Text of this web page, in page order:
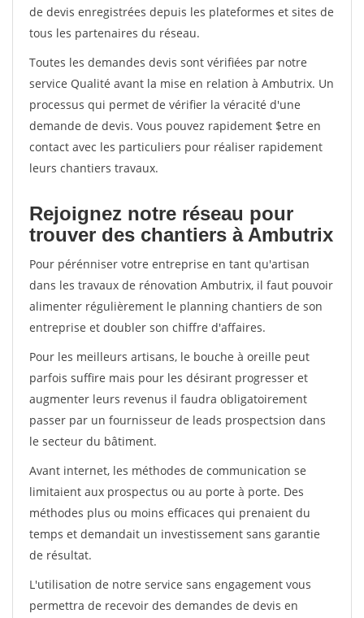
de devis enregistrées depuis les plateformes et sites de
tous les partenaires du réseau.
Toutes les demandes devis sont vérifiées par notre
service Qualité avant la mise en relation à Ambutrix. Un
processus qui permet de vérifier la véracité d'une
demande de devis. Vous pouvez rapidement $etre en
contact avec les particuliers pour réaliser rapidement
leurs chantiers travaux.
Rejoignez notre réseau pour
trouver des chantiers à Ambutrix
Pour pérénniser votre entreprise en tant qu'artisan
dans les travaux de rénovation Ambutrix, il faut pouvoir
alimenter régulièrement le planning chantiers de son
entreprise et doubler son chiffre d'affaires.
Pour les meilleurs artisans, le bouche à oreille peut
parfois suffire mais pour les désirant progresser et
augmenter leurs revenus il faudra obligatoirement
passer par un fournisseur de leads prospectsion dans
le secteur du bâtiment.
Avant internet, les méthodes de communication se
limitaient aux prospectus ou au porte à porte. Des
méthodes plus ou moins efficaces qui prenaient du
temps et demandait un investissement sans garantie
de résultat.
L'utilisation de notre service sans engagement vous
permettra de recevoir des demandes de devis en